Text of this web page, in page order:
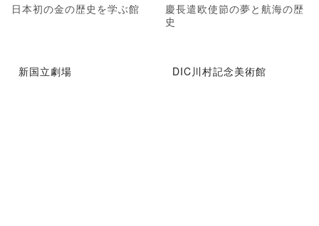
日本初の金の歴史を学ぶ館
慶長遣欧使節の夢と航海の歴
史
新国立劇場 DIC川村記念美術館